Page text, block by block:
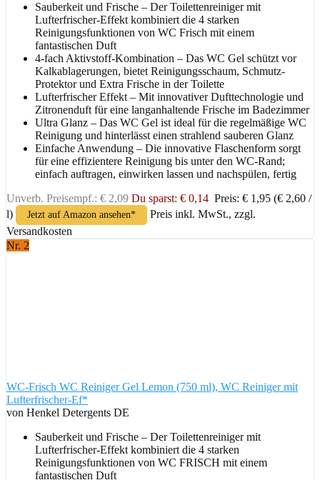
Sauberkeit und Frische – Der Toilettenreiniger mit
Lufterfrischer-Effekt kombiniert die 4 starken
Reinigungsfunktionen von WC Frisch mit einem
fantastischen Duft
4-fach Aktivstoff-Kombination – Das WC Gel schützt vor
Kalkablagerungen, bietet Reinigungsschaum, Schmutz-
Protektor und Extra Frische in der Toilette
Lufterfrischer Effekt – Mit innovativer Dufttechnologie und
Zitronenduft für eine langanhaltende Frische im Badezimmer
Ultra Glanz – Das WC Gel ist ideal für die regelmäßige WC
Reinigung und hinterlässt einen strahlend sauberen Glanz
Einfache Anwendung – Die innovative Flaschenform sorgt
für eine effizientere Reinigung bis unter den WC-Rand;
einfach auftragen, einwirken lassen und nachspülen, fertig
Unverb. Preisempf.: € 2,09 Du sparst: € 0,14 Preis: € 1,95 (€ 2,60 /
l)
Jetzt auf Amazon ansehen*
Preis inkl. MwSt., zzgl.
Versandkosten
Nr. 2
WC-Frisch WC Reiniger Gel Lemon (750 ml), WC Reiniger mit
Lufterfrischer-Ef*
von Henkel Detergents DE
Sauberkeit und Frische – Der Toilettenreiniger mit
Lufterfrischer-Effekt kombiniert die 4 starken
Reinigungsfunktionen von WC FRISCH mit einem
fantastischen Duft